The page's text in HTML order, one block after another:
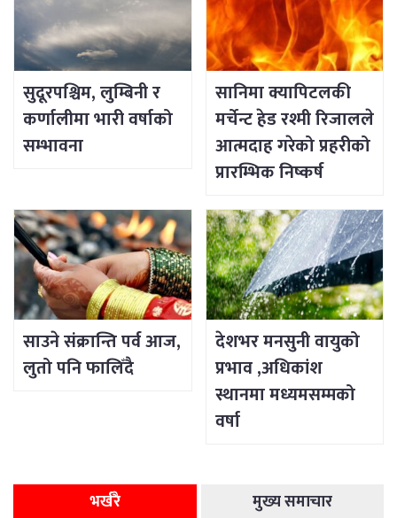
सुदूरपश्चिम, लुम्बिनी र
कर्णालीमा भारी वर्षाको
सम्भावना
सानिमा क्यापिटलकी
मर्चेन्ट हेड रश्मी रिजालले
आत्मदाह गरेको प्रहरीको
प्रारम्भिक निष्कर्ष
साउने संक्रान्ति पर्व आज,
लुतो पनि फालिँदै
देशभर मनसुनी वायुको
प्रभाव ,अधिकांश
स्थानमा मध्यमसम्मको
वर्षा
भर्खरै मुख्य समाचार